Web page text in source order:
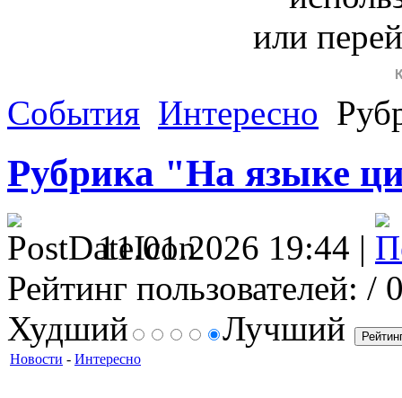
или
События Интересно
Рубрика "На языке
11.01.2026 19:44 |
Рейтинг пользователей: /
Худший
Лучший
Новости - Интересно